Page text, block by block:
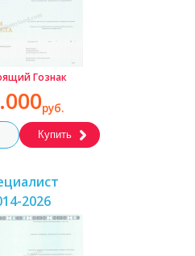
Гознак
руб.
Купить
2026